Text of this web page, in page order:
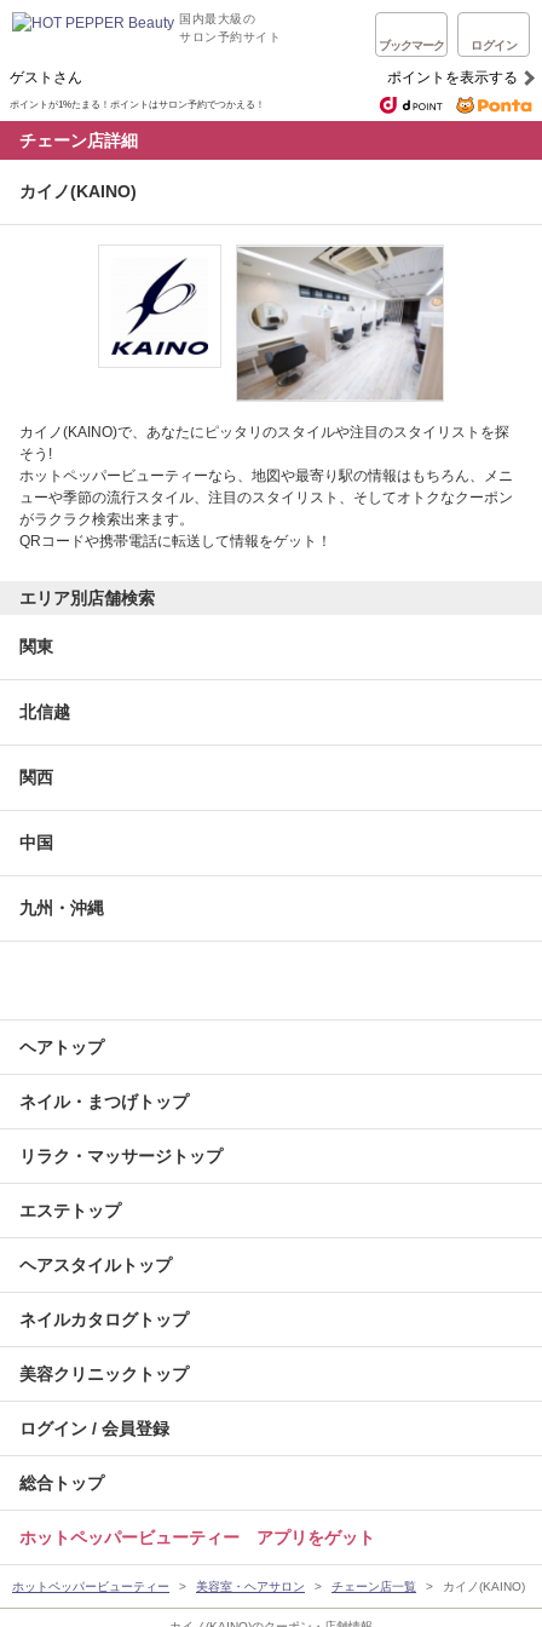
国内最大級の
サロン予約サイト
ブックマーク ログイン
ゲストさん ポイントを表示する
ポイントが1%たまる！ポイントはサロン予約でつかえる！
チェーン店詳細
カイノ(KAINO)
カイノ(KAINO)で、あなたにピッタリのスタイルや注目のスタイリストを探
そう!
ホットペッパービューティーなら、地図や最寄り駅の情報はもちろん、メニ
ューや季節の流行スタイル、注目のスタイリスト、そしてオトクなクーポン
がラクラク検索出来ます。
QRコードや携帯電話に転送して情報をゲット！
エリア別店舗検索
関東
北信越
関西
中国
九州・沖縄
ヘアトップ
ネイル・まつげトップ
リラク・マッサージトップ
エステトップ
ヘアスタイルトップ
ネイルカタログトップ
美容クリニックトップ
ログイン / 会員登録
総合トップ
ホットペッパービューティー アプリをゲット
ホットペッパービューティー 美容室・ヘアサロン チェーン店一覧 カイノ(KAINO)